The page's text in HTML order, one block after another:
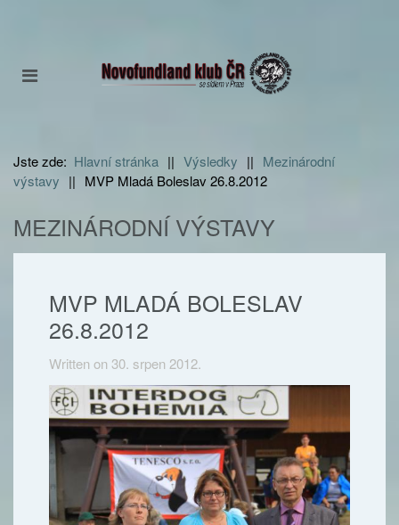
Jste zde: Hlavní stránka || Výsledky || Mezinárodní
výstavy || MVP Mladá Boleslav 26.8.2012
MEZINÁRODNÍ VÝSTAVY
MVP MLADÁ BOLESLAV
26.8.2012
Written on 30. srpen 2012.